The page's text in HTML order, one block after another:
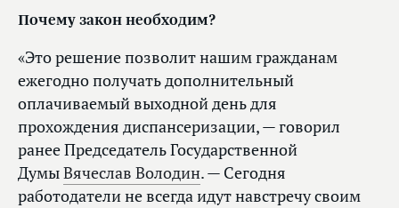
Почему закон необходим?
«Это решение позволит нашим гражданам
ежегодно получать дополнительный
оплачиваемый выходной день для
прохождения диспансеризации, — говорил
ранее Председатель Государственной
ДумыВячеслав Володин. — Сегодня
работодатели не всегда идут навстречу своим